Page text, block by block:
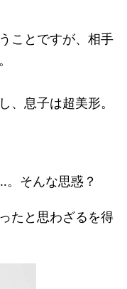
ことですが、相手
、息子は超美形。
そんな思惑？
たと思わざるを得